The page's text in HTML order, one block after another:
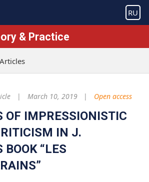
RU
& Practice
Articles
March 10, 2019 Open access
OF IMPRESSIONISTIC
IN J.
BOOK “LES